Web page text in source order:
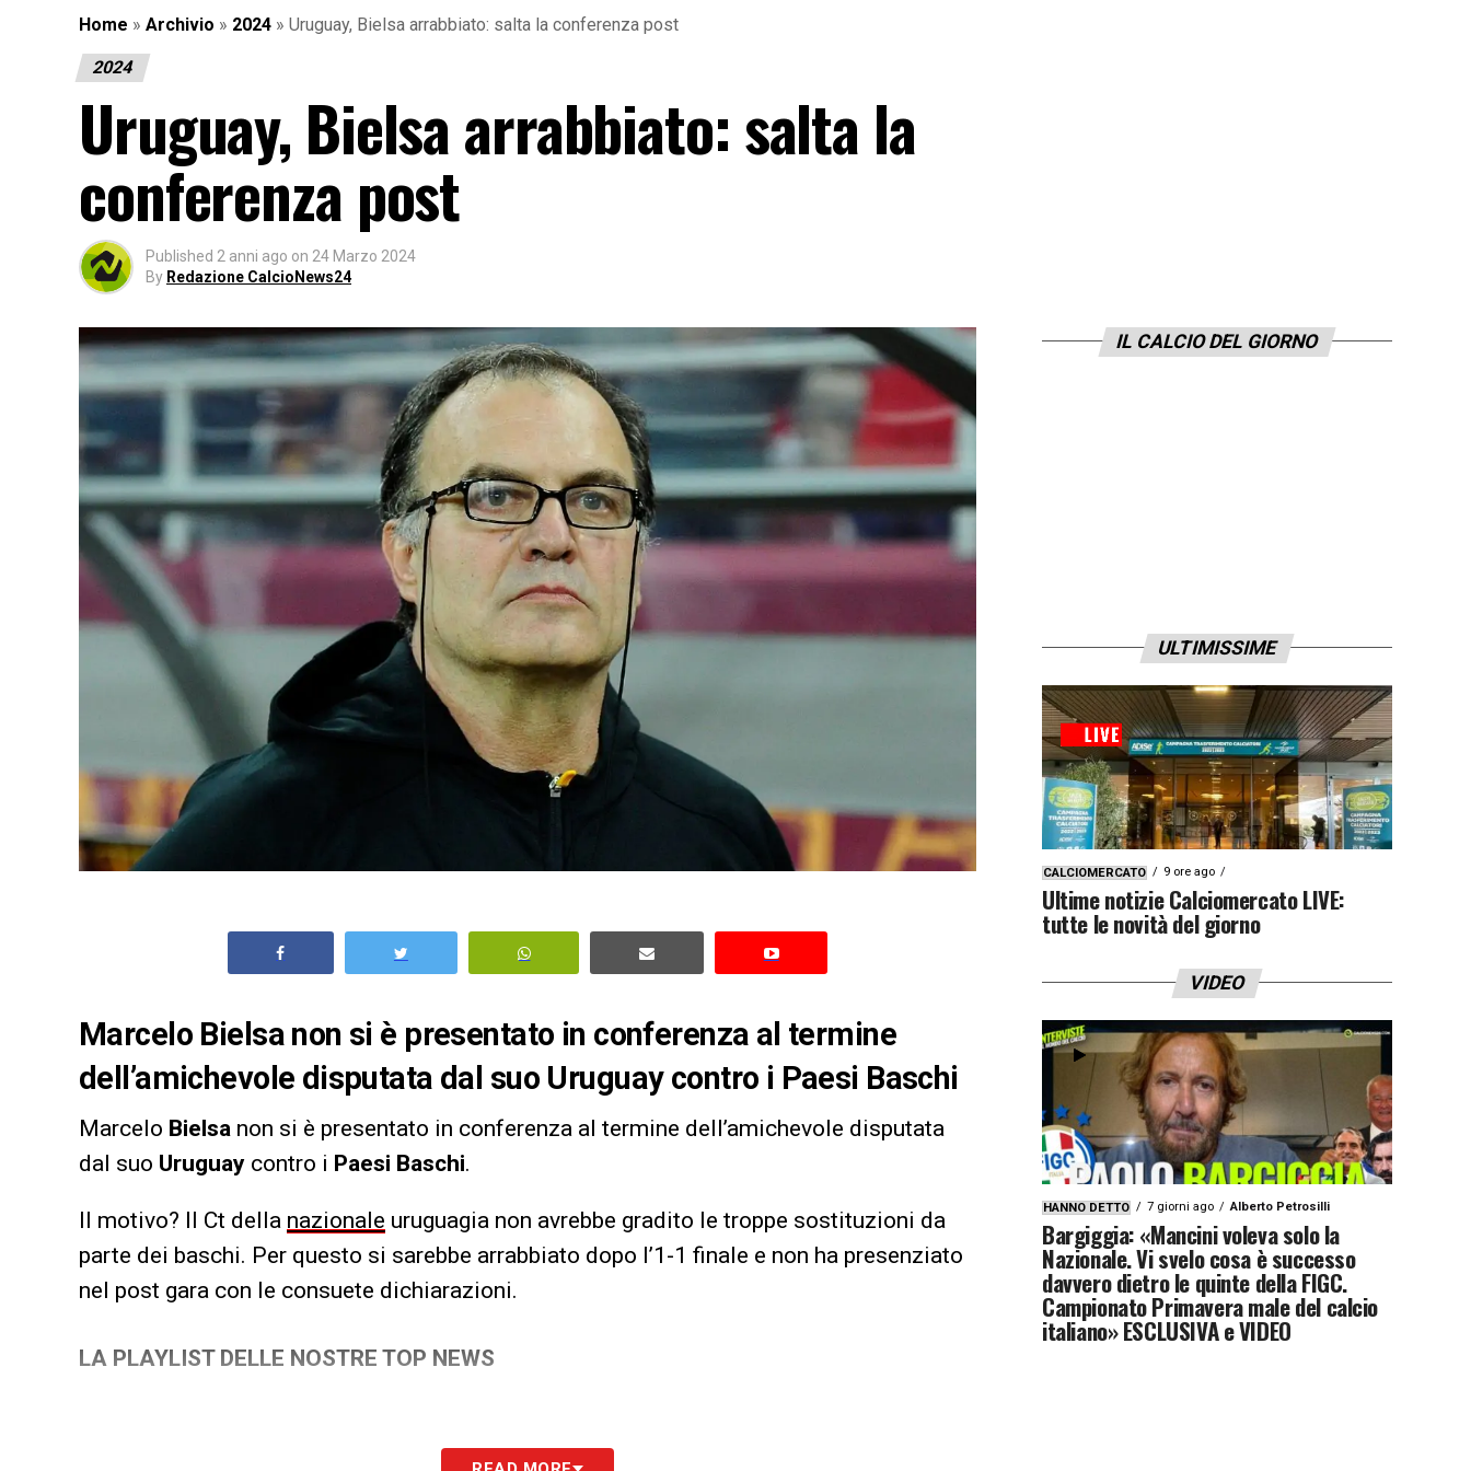
Home » Archivio » 2024 » Uruguay, Bielsa arrabbiato: salta la conferenza post
2024
Uruguay, Bielsa arrabbiato: salta la
conferenza post
Published 2 anni ago on 24 Marzo 2024
By Redazione CalcioNews24
Marcelo Bielsa non si è presentato in conferenza al termine
dell’amichevole disputata dal suo Uruguay contro i Paesi Baschi
Marcelo Bielsa non si è presentato in conferenza al termine dell’amichevole disputata
dal suo Uruguay contro i Paesi Baschi.
Il motivo? Il Ct della nazionale uruguagia non avrebbe gradito le troppe sostituzioni da
parte dei baschi. Per questo si sarebbe arrabbiato dopo l’1-1 finale e non ha presenziato
nel post gara con le consuete dichiarazioni.
LA PLAYLIST DELLE NOSTRE TOP NEWS
IL CALCIO DEL GIORNO
ULTIMISSIME
CALCIOMERCATO 9 ore ago
Ultime notizie Calciomercato LIVE:
tutte le novità del giorno
VIDEO
HANNO DETTO 7 giorni ago Alberto Petrosilli
Bargiggia: «Mancini voleva solo la
Nazionale. Vi svelo cosa è successo
davvero dietro le quinte della FIGC.
Campionato Primavera male del calcio
italiano» ESCLUSIVA e VIDEO